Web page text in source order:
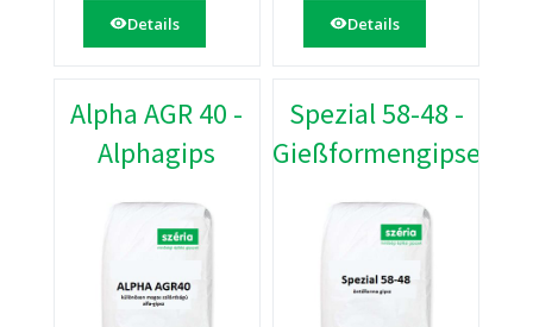
Details Details
Alpha AGR 40 -
Alphagips
Spezial 58-48 -
Gießformengipse